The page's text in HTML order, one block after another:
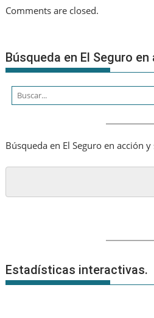
Comments are closed.
Búsqueda en El Seguro en
Búsqueda en El Seguro en acción
Estadísticas interactivas.